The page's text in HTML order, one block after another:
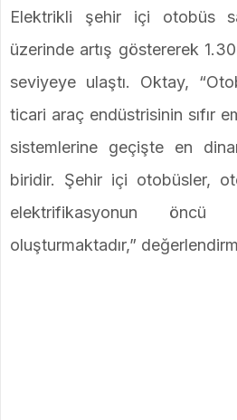
Elektrikli şehir içi otobüs
üzerinde artış göstererek
seviyeye ulaştı. Oktay,
ticari araç endüstrisinin sıfır
sistemlerine geçişte en
biridir. Şehir içi otobüsler,
elektrifikasyonun öncü
oluşturmaktadır,”